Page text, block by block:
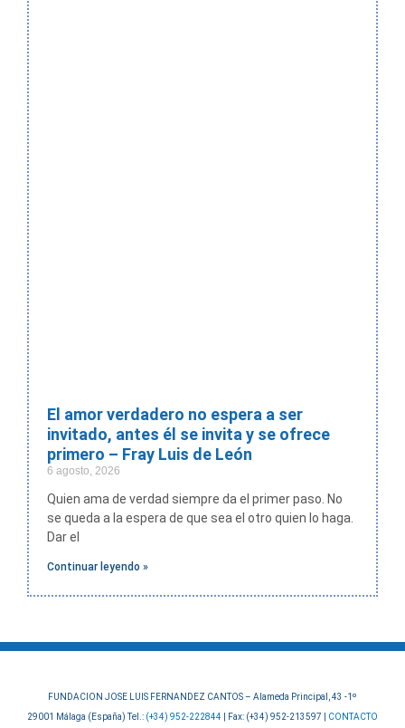
El amor verdadero no espera a ser
invitado, antes él se invita y se ofrece
primero – Fray Luis de León
6 agosto, 2026
Quien ama de verdad siempre da el primer paso. No
se queda a la espera de que sea el otro quien lo haga.
Dar el
Continuar leyendo »
FUNDACION JOSE LUIS FERNANDEZ CANTOS – Alameda Principal, 43 -1º
29001 Málaga (España) Tel.: (+34) 952-222844 | Fax: (+34) 952-213597 | CONTACTO